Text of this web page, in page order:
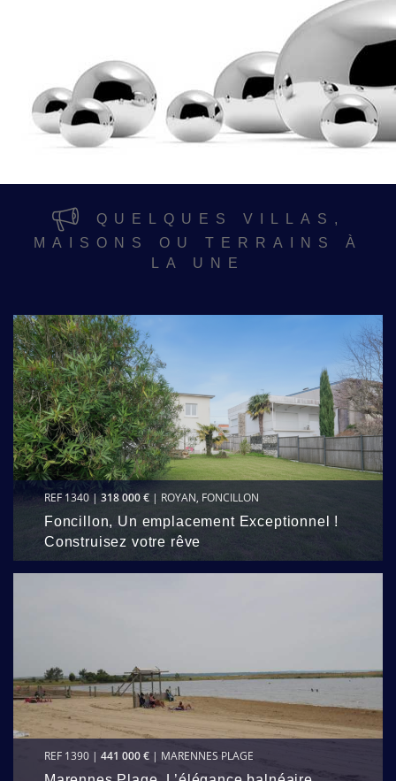
QUELQUES VILLAS,
MAISONS OU TERRAINS À
LA UNE
REF 1340 | 318 000 € | ROYAN, FONCILLON
Foncillon, Un emplacement Exceptionnel !
Construisez votre rêve
REF 1390 | 441 000 € | MARENNES PLAGE